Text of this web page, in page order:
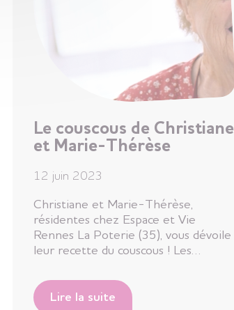
Le couscous de Christiane
et Marie-Thérèse
12 juin 2023
Christiane et Marie-Thérèse,
résidentes chez Espace et Vie
Rennes La Poterie (35), vous dévoile
leur recette du couscous ! Les…
Lire la suite